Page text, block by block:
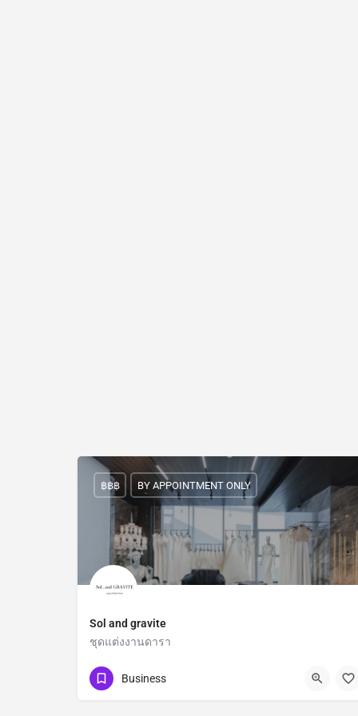
Sol and gravite
ชุดแต่งงานดารา
085-5093250
฿฿฿ BY APPOINTMENT ONLY
Business